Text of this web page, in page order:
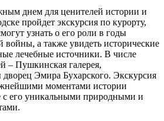
днем для ценителей истории и
пройдет экскурсия по курорту,
узнать о его роли в годы
войны, а также увидеть исторические
лечебные источники. В числе
– Пушкинская галерея,
Эмира Бухарского. Экскурсия
моментами истории
с его уникальными природными и